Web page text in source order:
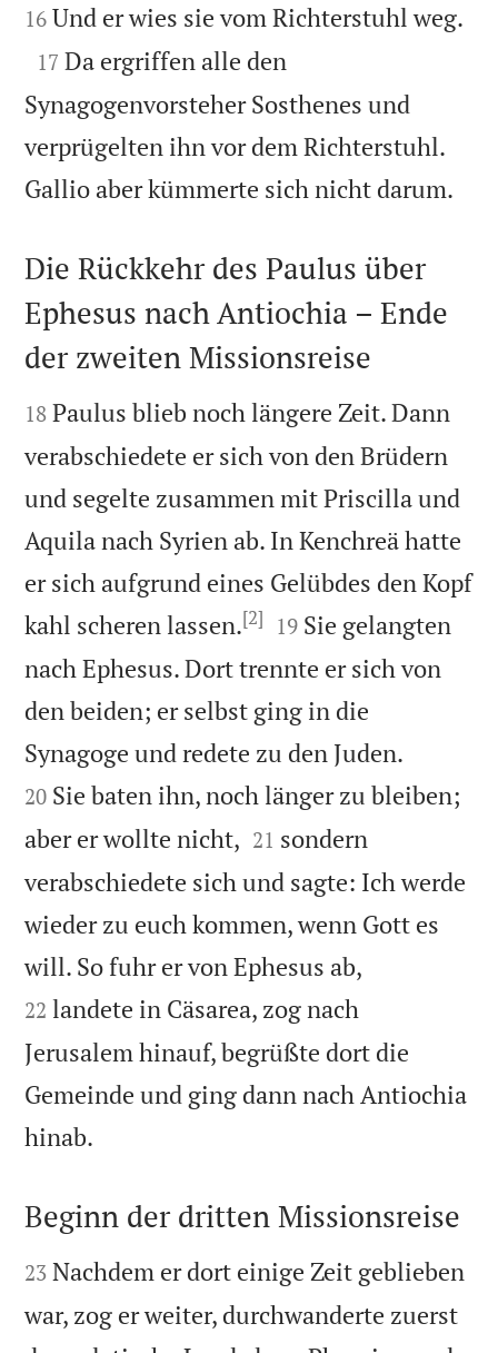
16 Und er wies sie vom Richterstuhl weg.

17 Da ergriffen alle den
Synagogenvorsteher Sosthenes und
verprügelten ihn vor dem Richterstuhl.
Gallio aber kümmerte sich nicht darum.

Die Rückkehr des Paulus über
Ephesus nach Antiochia – Ende
der zweiten Missionsreise

18 Paulus blieb noch längere Zeit. Dann
verabschiedete er sich von den Brüdern
und segelte zusammen mit Priscilla und
Aquila nach Syrien ab. In Kenchreä hatte
er sich aufgrund eines Gelübdes den Kopf
kahl scheren lassen.[2] 

19 Sie gelangten
nach Ephesus. Dort trennte er sich von
den beiden; er selbst ging in die
Synagoge und redete zu den Juden.
20 Sie baten ihn, noch länger zu bleiben;
aber er wollte nicht, 

21 sondern
verabschiedete sich und sagte: Ich werde
wieder zu euch kommen, wenn Gott es
will. So fuhr er von Ephesus ab,
22 landete in Cäsarea, zog nach
Jerusalem hinauf, begrüßte dort die
Gemeinde und ging dann nach Antiochia
hinab.

Beginn der dritten Missionsreise

23 Nachdem er dort einige Zeit geblieben
war, zog er weiter, durchwanderte zuerst